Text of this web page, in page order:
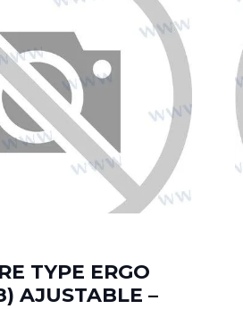
TYPE ERGO
AJUSTABLE –